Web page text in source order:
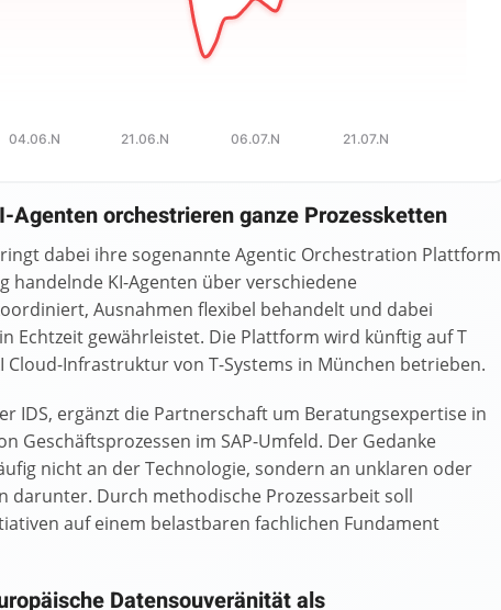
04.06.N 21.06.N 06.07.N 21.07.N
Agenten orchestrieren ganze Prozessketten
dabei ihre sogenannte Agentic Orchestration Plattform
handelnde KI-Agenten über verschiedene
Ausnahmen flexibel behandelt und dabei
Echtzeit gewährleistet. Die Plattform wird künftig auf T
Infrastruktur von T-Systems in München betrieben.
IDS, ergänzt die Partnerschaft um Beratungsexpertise in
Geschäftsprozessen im SAP-Umfeld. Der Gedanke
nicht an der Technologie, sondern an unklaren oder
darunter. Durch methodische Prozessarbeit soll
auf einem belastbaren fachlichen Fundament
Datensouveränität als